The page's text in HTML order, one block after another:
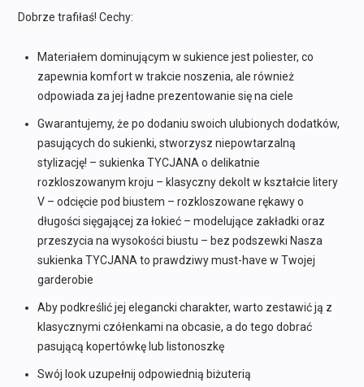
Dobrze trafiłaś! Cechy:
Materiałem dominującym w sukience jest poliester, co
zapewnia komfort w trakcie noszenia, ale również
odpowiada za jej ładne prezentowanie się na ciele
Gwarantujemy, że po dodaniu swoich ulubionych dodatków,
pasujących do sukienki, stworzysz niepowtarzalną
stylizację! – sukienka TYCJANA o delikatnie
rozkloszowanym kroju – klasyczny dekolt w kształcie litery
V – odcięcie pod biustem – rozkloszowane rękawy o
długości sięgającej za łokieć – modelujące zakładki oraz
przeszycia na wysokości biustu – bez podszewki Nasza
sukienka TYCJANA to prawdziwy must-have w Twojej
garderobie
Aby podkreślić jej elegancki charakter, warto zestawić ją z
klasycznymi czółenkami na obcasie, a do tego dobrać
pasującą kopertówkę lub listonoszkę
Swój look uzupełnij odpowiednią biżuterią